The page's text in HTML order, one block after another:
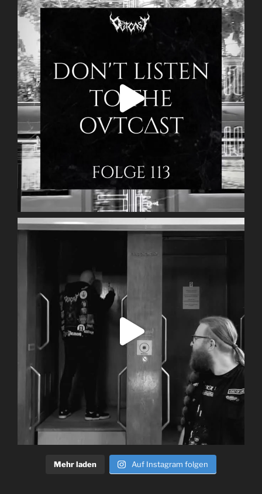
Mehr laden Auf Instagram folgen